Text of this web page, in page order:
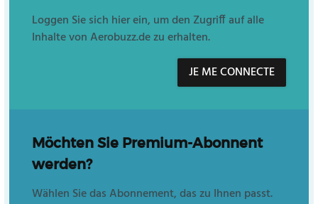
Loggen Sie sich hier ein, um den Zugriff auf alle
Inhalte von Aerobuzz.de zu erhalten.
JE ME CONNECTE
Möchten Sie Premium-Abonnent
werden?
Wählen Sie das Abonnement, das zu Ihnen passt.